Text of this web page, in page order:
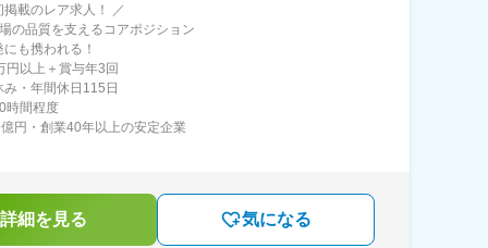
載のレア求人！ ／
の品質を支えるコアポジション
も携われる！
円以上＋賞与年3回
み・年間休日115日
時間程度
円・創業40年以上の安定企業
細を見る 気になる